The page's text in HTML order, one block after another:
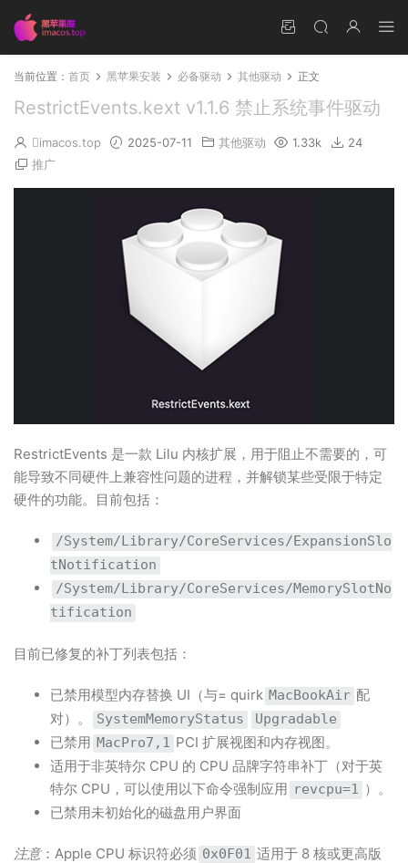
当前位置： 首页 黑苹果安装 必备驱动 其他驱动 正文
RestrictEvents.kext v1.1.6 禁止系统事件驱动
imacos.top 2025-07-11 其他驱动 1.33k
24
推广
RestrictEvents 是一款 Lilu 内核扩展，用于阻止不需要的，可
能导致不同硬件上兼容性问题的进程 ，并解锁某些受限于特定
硬件的功能。目前包括：
/System/Library/CoreServices/ExpansionSlo
tNotification
/System/Library/CoreServices/MemorySlotNo
tification
目前已修复的补丁列表包括：
已禁用模型内存替换 UI（与= quirk MacBookAir 配
对）。
SystemMemoryStatus Upgradable
已禁用 MacPro7,1 PCI 扩展视图和内存视图。
适用于非英特尔 CPU 的 CPU 品牌字符串补丁（对于英
特尔 CPU，可以使用以下命令强制应用 revcpu=1 ）。
已禁用未初始化的磁盘用户界面
注意：Apple CPU 标识符必须 0x0F01 适用于 8 核或更高版